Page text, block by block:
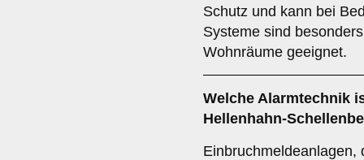
Schutz und kann bei
Systeme sind
Wohnräume geeignet.
Welche Alarmtechnik
Hellenhahn-
Einbruchmeldeanlagen,